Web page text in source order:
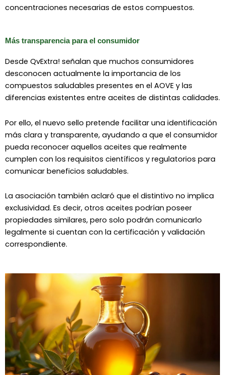
concentraciones necesarias de estos compuestos.
Más transparencia para el consumidor
Desde QvExtra! señalan que muchos consumidores
desconocen actualmente la importancia de los
compuestos saludables presentes en el AOVE y las
diferencias existentes entre aceites de distintas calidades.
Por ello, el nuevo sello pretende facilitar una identificación
más clara y transparente, ayudando a que el consumidor
pueda reconocer aquellos aceites que realmente
cumplen con los requisitos científicos y regulatorios para
comunicar beneficios saludables.
La asociación también aclaró que el distintivo no implica
exclusividad. Es decir, otros aceites podrían poseer
propiedades similares, pero solo podrán comunicarlo
legalmente si cuentan con la certificación y validación
correspondiente.